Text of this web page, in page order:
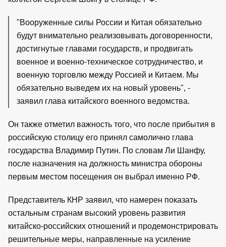
"Вооруженные силы России и Китая обязательно
будут внимательно реализовывать договоренности,
достигнутые главами государств, и продвигать
военное и военно-техническое сотрудничество, и
военную торговлю между Россией и Китаем. Мы
обязательно выведем их на новый уровень", -
заявил глава китайского военного ведомства.
Он также отметил важность того, что после прибытия в
российскую столицу его принял самолично глава
государства Владимир Путин. По словам Ли Шанфу,
после назначения на должность министра обороны
первым местом посещения он выбрал именно РФ.
Представитель КНР заявил, что намерен показать
остальным странам высокий уровень развития
китайско-российских отношений и продемонстрировать
решительные меры, направленные на усиление